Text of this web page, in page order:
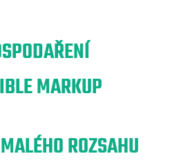
MARKUP
ROZSAHU